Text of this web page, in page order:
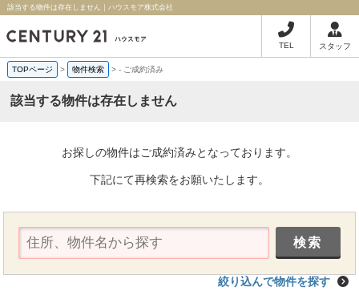
該当する物件は存在しません｜ハウスモア株式会社
TEL スタッフ
TOPページ > 物件検索 >- ご成約済み
該当する物件は存在しません
お探しの物件はご成約済みとなっております。
下記にて再検索をお願いたします。
絞り込んで物件を探す